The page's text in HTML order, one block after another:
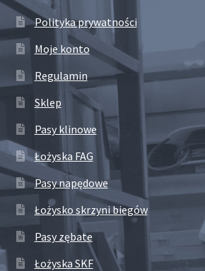
Polityka prywatności
Moje konto
Regulamin
Sklep
Pasy klinowe
Łożyska FAG
Pasy napędowe
Łożysko skrzyni biegów
Pasy zębate
Łożyska SKF